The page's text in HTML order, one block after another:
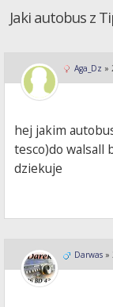
Jaki autobus z
Aga_Dz »
hej jakim
tesco)do walsall
dziekuje
Darwas »